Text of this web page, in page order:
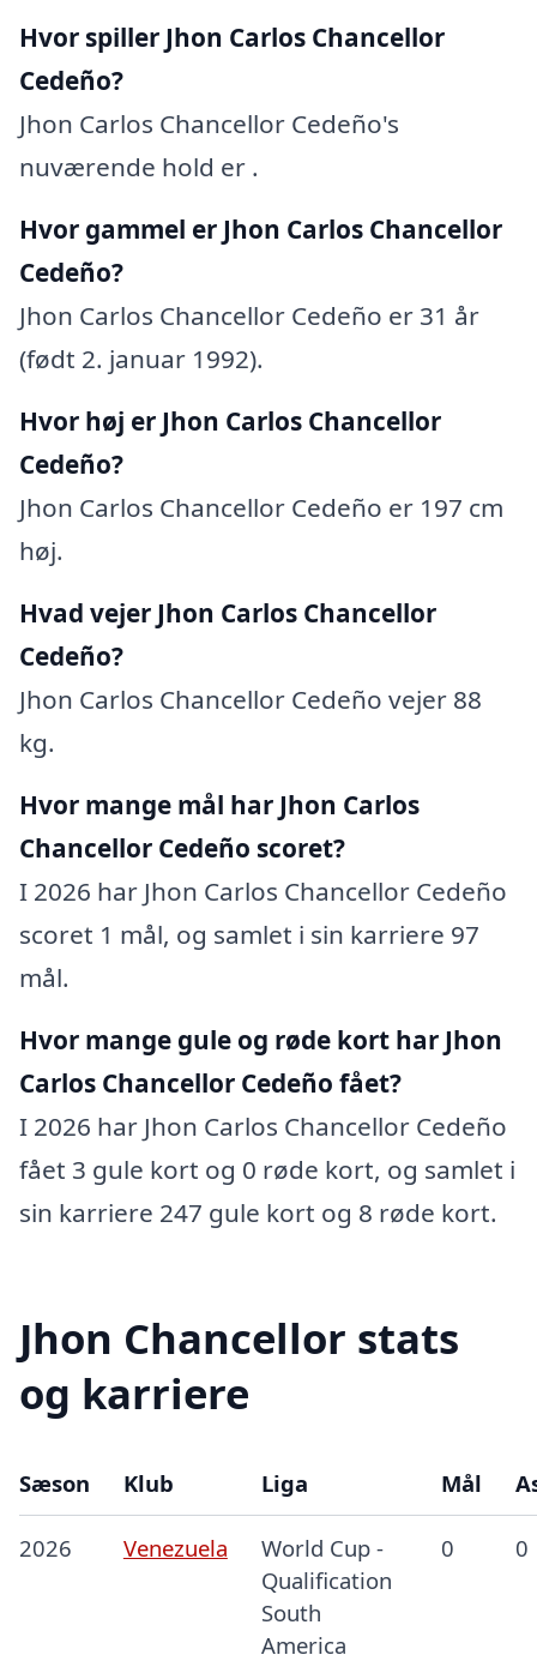
Hvor spiller Jhon Carlos Chancellor
Cedeño?
Jhon Carlos Chancellor Cedeño's
nuværende hold er .
Hvor gammel er Jhon Carlos Chancellor
Cedeño?
Jhon Carlos Chancellor Cedeño er 31 år
(født 2. januar 1992).
Hvor høj er Jhon Carlos Chancellor
Cedeño?
Jhon Carlos Chancellor Cedeño er 197 cm
høj.
Hvad vejer Jhon Carlos Chancellor
Cedeño?
Jhon Carlos Chancellor Cedeño vejer 88
kg.
Hvor mange mål har Jhon Carlos
Chancellor Cedeño scoret?
I 2026 har Jhon Carlos Chancellor Cedeño
scoret 1 mål, og samlet i sin karriere 97
mål.
Hvor mange gule og røde kort har Jhon
Carlos Chancellor Cedeño fået?
I 2026 har Jhon Carlos Chancellor Cedeño
fået 3 gule kort og 0 røde kort, og samlet i
sin karriere 247 gule kort og 8 røde kort.
Jhon Chancellor stats
og karriere
Sæson Klub Liga Mål
2026 Venezuela
World Cup -
Qualification
South
America
0 0